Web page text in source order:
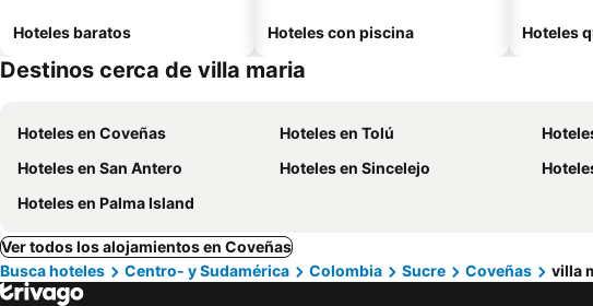
Hoteles baratos Hoteles con piscina Hoteles
Destinos cerca de villa maria
Hoteles en Coveñas Hoteles en Tolú
Hoteles en San Antero
Hoteles en Sincelejo
Hoteles en Palma Island
Ver todos los alojamientos en Coveñas
Busca hoteles
Centro- y Sudamérica Colombia Sucre Coveñas villa